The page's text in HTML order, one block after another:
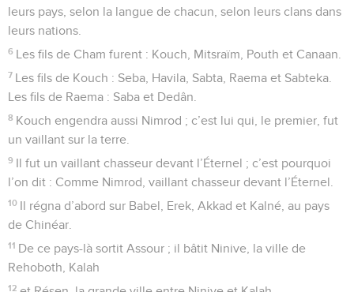
leurs pays, selon la langue de chacun, selon leurs clans dans
leurs nations.
6 Les fils de Cham furent : Kouch, Mitsraïm, Pouth et Canaan.
7 Les fils de Kouch : Seba, Havila, Sabta, Raema et Sabteka.
Les fils de Raema : Saba et Dedân.
8 Kouch engendra aussi Nimrod ; c’est lui qui, le premier, fut
un vaillant sur la terre.
9 Il fut un vaillant chasseur devant l’Éternel ; c’est pourquoi
l’on dit : Comme Nimrod, vaillant chasseur devant l’Éternel.
10 Il régna d’abord sur Babel, Erek, Akkad et Kalné, au pays
de Chinéar.
11 De ce pays-là sortit Assour ; il bâtit Ninive, la ville de
Rehoboth, Kalah
12